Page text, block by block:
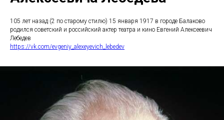
105 лет назад (2 по старому стилю) 15 января 1917 в городе Балаково
родился советский и российский актер театра и кино Евгений Алексеевич
Лебедев
https://vk.com/evgeniy_alexeyevich_lebedev